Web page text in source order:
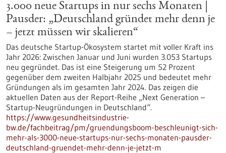
3.000 neue Startups in nur sechs Monaten |
Pausder: „Deutschland gründet mehr denn je
– jetzt müssen wir skalieren“
Das deutsche Startup-Ökosystem startet mit voller Kraft ins
Jahr 2026: Zwischen Januar und Juni wurden 3.053 Startups
neu gegründet. Das ist eine Steigerung um 52 Prozent
gegenüber dem zweiten Halbjahr 2025 und bedeutet mehr
Gründungen als im gesamten Jahr 2024. Das zeigen die
aktuellen Daten aus der Report-Reihe „Next Generation –
Startup-Neugründungen in Deutschland“.
https://www.gesundheitsindustrie-
bw.de/fachbeitrag/pm/gruendungsboom-beschleunigt-sich-
mehr-als-3000-neue-startups-nur-sechs-monaten-pausder-
deutschland-gruendet-mehr-denn-je-jetzt-m